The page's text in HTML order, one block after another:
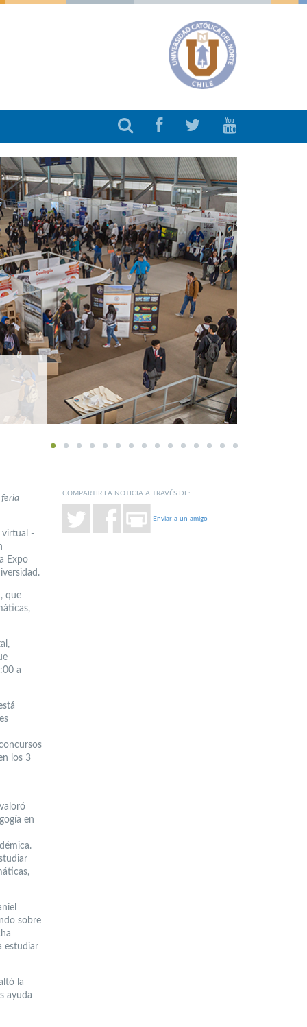
1 2 3 4 5 6 7 8 9 10 11 12 13 14 15
feria
virtual -
Expo
que
a
los 3
en
sobre
estudiar
la
ayuda
COMPARTIR LA NOTICIA A TRAVÉS DE:
Enviar a un amigo